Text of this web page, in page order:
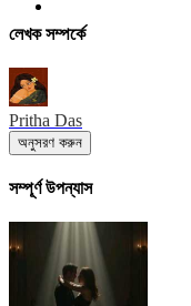
লেখক সম্পর্কে
Pritha Das
অনুসরণ করুন
সম্পূর্ণ উপন্যাস